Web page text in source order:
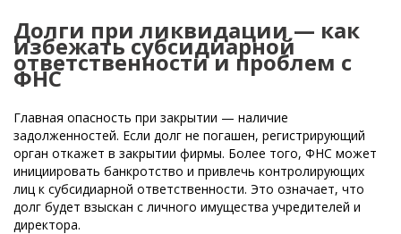
Долги при ликвидации — как
избежать субсидиарной
ответственности и проблем с
ФНС
Главная опасность при закрытии — наличие
задолженностей. Если долг не погашен, регистрирующий
орган откажет в закрытии фирмы. Более того, ФНС может
инициировать банкротство и привлечь контролирующих
лиц к субсидиарной ответственности. Это означает, что
долг будет взыскан с личного имущества учредителей и
директора.